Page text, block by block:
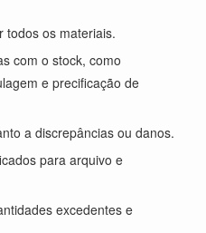
todos os materiais.
com o stock, como
e precificação de
a discrepâncias ou danos.
para arquivo e
excedentes e